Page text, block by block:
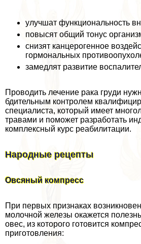
улучшат функциональность
повысят общий тонус
снизят канцерогенное
гормональных
замедлят развитие
Проводить лечение paка гpyди
бдительным контролем
специалиста, который имеет
травами и поможет разработать
комплексный курс реабилитации.
Народные рецепты
Овсяный компресс
При первых признаках
молочной железы окажется
овес, из которого готовится
приготовления: